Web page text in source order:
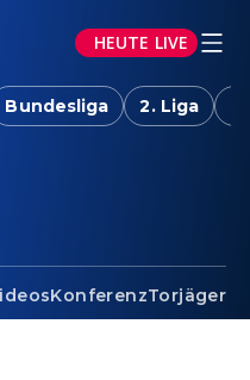
HEUTE LIVE
Bundesliga 2. Liga
KonferenzTorjäger